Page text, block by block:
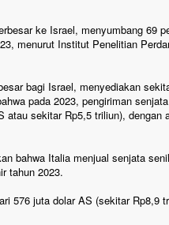
ke Israel, menyumbang 69
menurut Institut Penelitian
bagi Israel, menyediakan
pada 2023, pengiriman
atau sekitar Rp5,5 triliun), dengan
bahwa Italia menjual senjata
tahun 2023.
576 juta dolar AS (sekitar Rp8,9